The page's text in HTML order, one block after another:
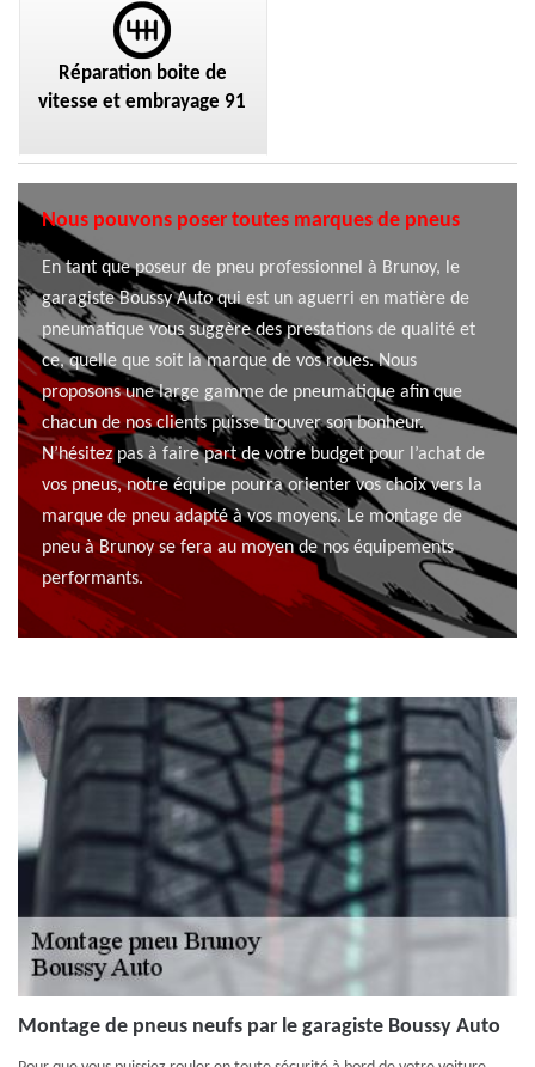
Réparation boite de
vitesse et embrayage 91
Nous pouvons poser toutes marques de pneus
En tant que poseur de pneu professionnel à Brunoy, le
garagiste Boussy Auto qui est un aguerri en matière de
pneumatique vous suggère des prestations de qualité et
ce, quelle que soit la marque de vos roues. Nous
proposons une large gamme de pneumatique afin que
chacun de nos clients puisse trouver son bonheur.
N’hésitez pas à faire part de votre budget pour l’achat de
vos pneus, notre équipe pourra orienter vos choix vers la
marque de pneu adapté à vos moyens. Le montage de
pneu à Brunoy se fera au moyen de nos équipements
performants.
Montage de pneus neufs par le garagiste Boussy Auto